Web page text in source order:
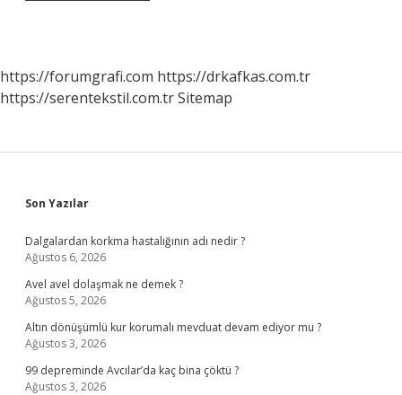
https://forumgrafi.com https://drkafkas.com.tr
https://serentekstil.com.trSitemap
Sidebar
Son Yazılar
Dalgalardan korkma hastalığının adı nedir ?
Ağustos 6, 2026
Avel avel dolaşmak ne demek ?
Ağustos 5, 2026
Altın dönüşümlü kur korumalı mevduat devam ediyor mu ?
Ağustos 3, 2026
99 depreminde Avcılar’da kaç bina çöktü ?
Ağustos 3, 2026